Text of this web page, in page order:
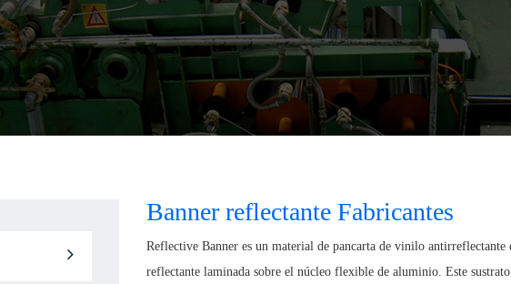
Banner reflectante Fabricantes
Reflective Banner es un material de pancarta de vinilo
reflectante laminada sobre el núcleo flexible de aluminio. Este